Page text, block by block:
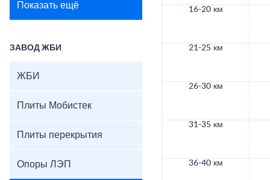
Показать ещё
ЗАВОД ЖБИ
ЖБИ
Плиты Мобистек
Плиты перекрытия
Опоры ЛЭП
16-20 км
21-25 км
26-30 км
31-35 км
36-40 км